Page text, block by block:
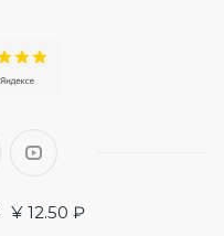
¥ 12.50 ₽